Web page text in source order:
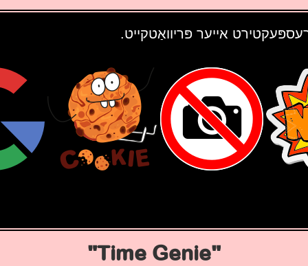
Time Genie